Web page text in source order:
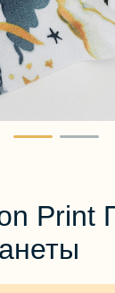
Print